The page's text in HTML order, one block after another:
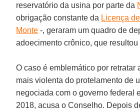
reservatório da usina por parte da
obrigação constante da Licença
Monte -, geraram um quadro de
adoecimento crônico, que resultou
O caso é emblemático por retratar
mais violenta do protelamento de
negociada com o governo federal
2018, acusa o Conselho. Depois